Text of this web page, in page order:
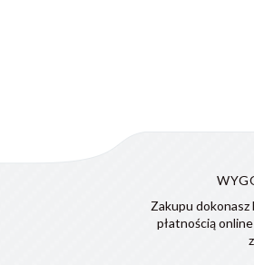
Zakupu dokonasz
płatnością